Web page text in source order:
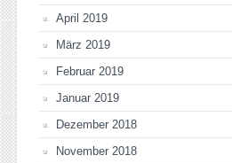
April 2019
März 2019
Februar 2019
Januar 2019
Dezember 2018
November 2018